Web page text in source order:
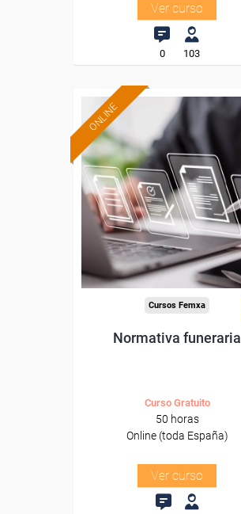
Ver curso
0 103
ONLINE
Formación 100%
subvencionada.
Para desempleados,
trabajadores y autónomos.
Sector
-Otros Servicios.
Cursos Femxa
Normativa funeraria
Curso Gratuito
50 horas
Online (toda España)
Ver curso